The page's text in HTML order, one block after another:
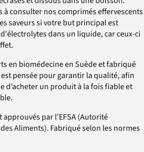
à consulter nos comprimés effervescents
saveurs si votre but principal est
dans un liquide, car ceux-ci
en biomédecine en Suède et fabriqué
pensée pour garantir la qualité, afin
d’acheter un produit à la fois fiable et
par l'EFSA (Autorité
Aliments). Fabriqué selon les normes